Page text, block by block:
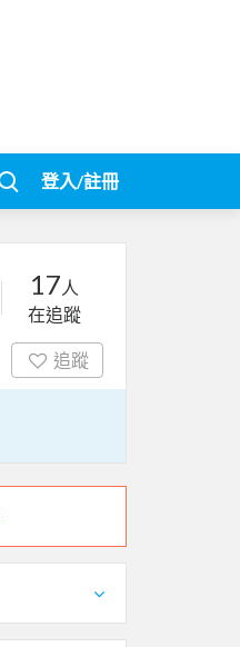
登入/註冊
17 人
在追蹤
追蹤